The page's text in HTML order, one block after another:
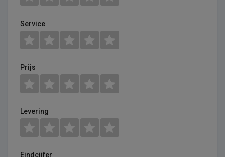
Service
Prijs
Levering
Eindcijfer